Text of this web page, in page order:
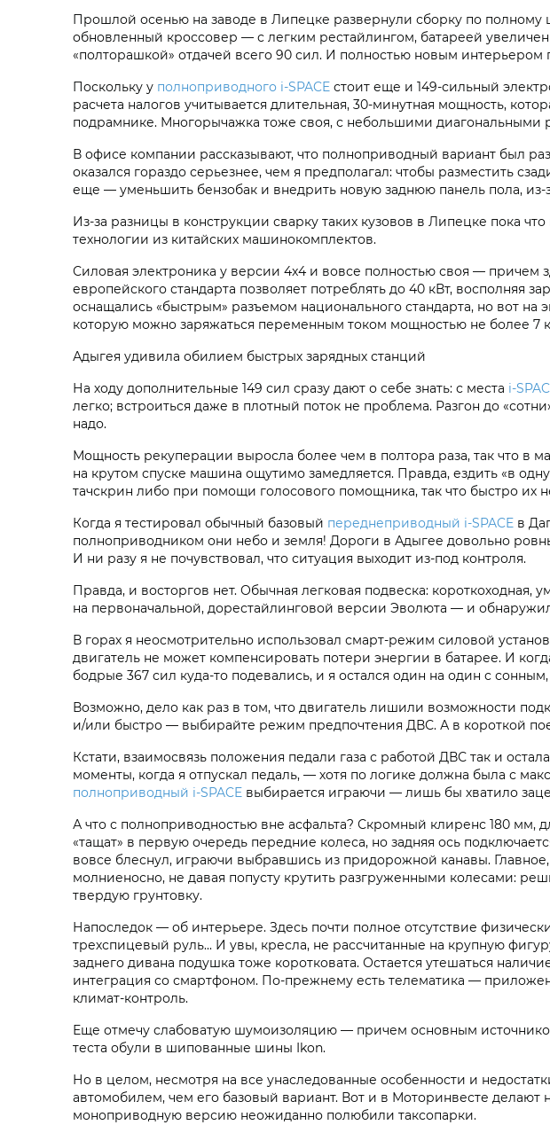
Прошлой осенью на заводе в Липецке развернули сборку по полному
обновленный кроссовер — с легким рестайлингом, батареей
«полторашкой» отдачей всего 90 сил. И полностью новым интерьером
Поскольку у полноприводного i‑SPACE стоит еще и 149-сильный
расчета налогов учитывается длительная, 30-минутная мощность,
подрамнике. Многорычажка тоже своя, с небольшими диагональными
В офисе компании рассказывают, что полноприводный вариант был
оказался гораздо серьезнее, чем я предполагал: чтобы разместить
еще — уменьшить бензобак и внедрить новую заднюю панель пола,
Из-за разницы в конструкции сварку таких кузовов в Липецке пока
технологии из китайских машинокомплектов.
Силовая электроника у версии 4x4 и вовсе полностью своя — причем
европейского стандарта позволяет потреблять до 40 кВт, восполняя
оснащались «быстрым» разъемом национального стандарта, но вот
которую можно заряжаться переменным током мощностью не более 7
Адыгея удивила обилием быстрых зарядных станций
На ходу дополнительные 149 сил сразу дают о себе знать: с места
легко; встроиться даже в плотный поток не проблема. Разгон до
надо.
Мощность рекуперации выросла более чем в полтора раза, так что
на крутом спуске машина ощутимо замедляется. Правда, ездить «в
тачскрин либо при помощи голосового помощника, так что быстро их
Когда я тестировал обычный базовый переднеприводный i‑SPACE в
полноприводником они небо и земля! Дороги в Адыгее довольно
И ни разу я не почувствовал, что ситуация выходит из-под контроля.
Правда, и восторгов нет. Обычная легковая подвеска:
на первоначальной, дорестайлинговой версии Эволюта — и
В горах я неосмотрительно использовал смарт-режим силовой
двигатель не может компенсировать потери энергии в батарее. И
бодрые 367 сил куда-то подевались, и я остался один на один с
Возможно, дело как раз в том, что двигатель лишили возможности
и/или быстро — выбирайте режим предпочтения ДВС. А в короткой
Кстати, взаимосвязь положения педали газа с работой ДВС так и
моменты, когда я отпускал педаль, — хотя по логике должна была с
полноприводный i‑SPACE выбирается играючи — лишь бы хватило
А что с полноприводностью вне асфальта? Скромный клиренс 180
«тащат» в первую очередь передние колеса, но задняя ось
вовсе блеснул, играючи выбравшись из придорожной канавы.
молниеносно, не давая попусту крутить разгруженными колесами:
твердую грунтовку.
Напоследок — об интерьере. Здесь почти полное отсутствие
трехспицевый руль... И увы, кресла, не рассчитанные на крупную
заднего дивана подушка тоже коротковата. Остается утешаться
интеграция со смартфоном. По-прежнему есть телематика —
климат-контроль.
Еще отмечу слабоватую шумоизоляцию — причем основным
теста обули в шипованные шины Ikon.
Но в целом, несмотря на все унаследованные особенности и
автомобилем, чем его базовый вариант. Вот и в Моторинвесте делают
моноприводную версию неожиданно полюбили таксопарки.